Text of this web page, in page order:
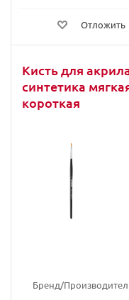
Отложить
Кисть для
синтетика
короткая
Бренд/